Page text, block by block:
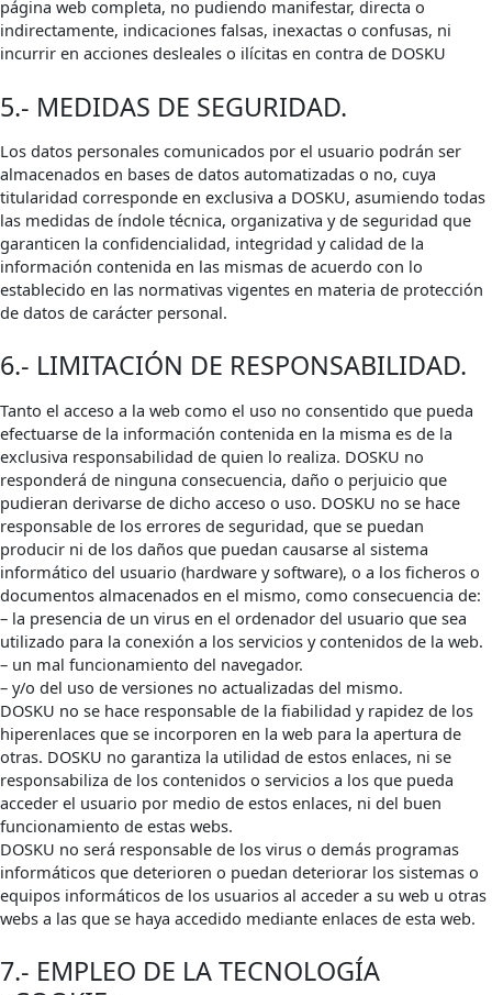
página web completa, no pudiendo manifestar, directa o
indirectamente, indicaciones falsas, inexactas o confusas, ni
incurrir en acciones desleales o ilícitas en contra de DOSKU
5.- MEDIDAS DE SEGURIDAD.
Los datos personales comunicados por el usuario podrán ser
almacenados en bases de datos automatizadas o no, cuya
titularidad corresponde en exclusiva a DOSKU, asumiendo todas
las medidas de índole técnica, organizativa y de seguridad que
garanticen la confidencialidad, integridad y calidad de la
información contenida en las mismas de acuerdo con lo
establecido en las normativas vigentes en materia de protección
de datos de carácter personal.
6.- LIMITACIÓN DE RESPONSABILIDAD.
Tanto el acceso a la web como el uso no consentido que pueda
efectuarse de la información contenida en la misma es de la
exclusiva responsabilidad de quien lo realiza. DOSKU no
responderá de ninguna consecuencia, daño o perjuicio que
pudieran derivarse de dicho acceso o uso. DOSKU no se hace
responsable de los errores de seguridad, que se puedan
producir ni de los daños que puedan causarse al sistema
informático del usuario (hardware y software), o a los ficheros o
documentos almacenados en el mismo, como consecuencia de:
– la presencia de un virus en el ordenador del usuario que sea
utilizado para la conexión a los servicios y contenidos de la web.
– un mal funcionamiento del navegador.
– y/o del uso de versiones no actualizadas del mismo.
DOSKU no se hace responsable de la fiabilidad y rapidez de los
hiperenlaces que se incorporen en la web para la apertura de
otras. DOSKU no garantiza la utilidad de estos enlaces, ni se
responsabiliza de los contenidos o servicios a los que pueda
acceder el usuario por medio de estos enlaces, ni del buen
funcionamiento de estas webs.
DOSKU no será responsable de los virus o demás programas
informáticos que deterioren o puedan deteriorar los sistemas o
equipos informáticos de los usuarios al acceder a su web u otras
webs a las que se haya accedido mediante enlaces de esta web.
7.- EMPLEO DE LA TECNOLOGÍA